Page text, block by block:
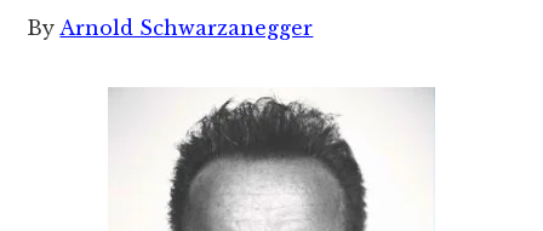
ByArnold Schwarzanegger